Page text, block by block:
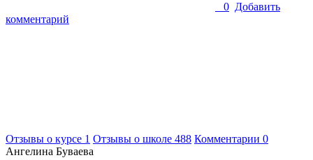
0 Добавить
комментарий
Отзывы о курсе 1 Отзывы о школе 488 Комментарии 0
Ангелина Буваева